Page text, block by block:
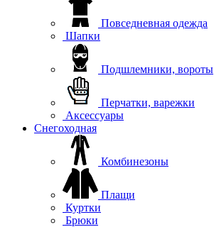
Повседневная одежда
Шапки
Подшлемники, вороты
Перчатки, варежки
Аксессуары
Снегоходная
Комбинезоны
Плащи
Куртки
Брюки